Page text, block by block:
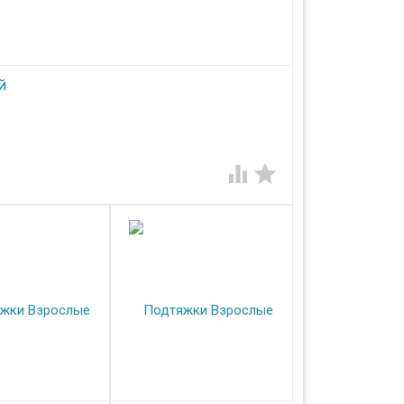
Испанской кожи,шириной 35мм  